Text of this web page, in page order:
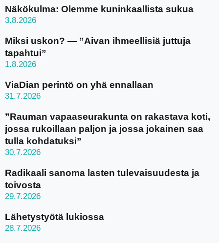
Näkökulma: Olemme kuninkaallista sukua
3.8.2026
Miksi uskon? — ”Aivan ihmeellisiä juttuja
tapahtui”
1.8.2026
ViaDian perintö on yhä ennallaan
31.7.2026
”Rauman vapaaseurakunta on rakastava koti,
jossa rukoillaan paljon ja jossa jokainen saa
tulla kohdatuksi”
30.7.2026
Radikaali sanoma lasten tulevaisuudesta ja
toivosta
29.7.2026
Lähetystyötä lukiossa
28.7.2026